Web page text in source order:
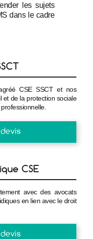
les sujets
dans le cadre
CSE SSCT et nos
et de la protection sociale
CSE
avec des avocats
en lien avec le droit